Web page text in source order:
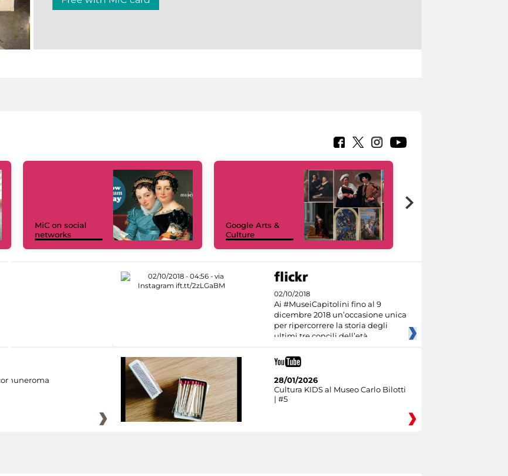
MiC on social
networks
Google Arts &
Culture
02/10/2018
Ai #MuseiCapitolini fino al 9
dicembre 2018 un’occasione unica
per ripercorrere la storia degli
ultimi tre concili dell’età
28/01/2026
Cultura KIDS al Museo Carlo Bilotti
| #5